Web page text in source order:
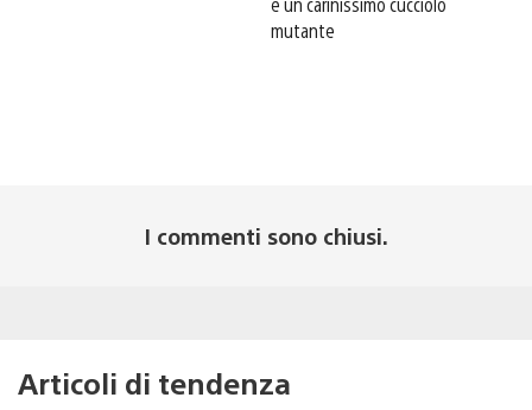
mutante
I commenti sono chiusi.
Articoli di tendenza